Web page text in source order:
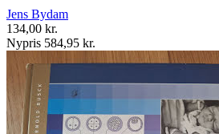
Jens Bydam
134,00 kr.
Nypris 584,95 kr.